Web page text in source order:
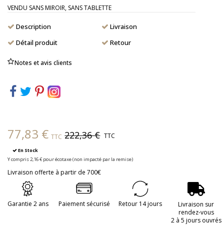
VENDU SANS MIROIR, SANS TABLETTE
Description
Détail produit
Notes et avis clients
Livraison
Retour
77,83 € TTC 222,36 € TTC
En Stock
Y compris 2,16 € pour écotaxe (non impacté par la remise)
Livraison offerte à partir de 700€
Garantie 2 ans Paiement sécurisé Retour 14 jours
Livraison sur
rendez-vous
2 à 5 jours ouvrés